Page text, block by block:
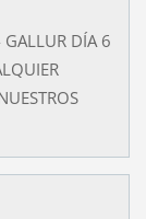
GALLUR DÍA 6